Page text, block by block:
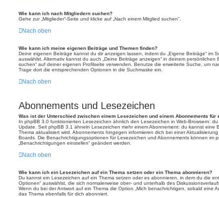
Wie kann ich nach Mitgliedern suchen?
Gehe zur „Mitglieder“-Seite und klicke auf „Nach einem Mitglied suchen“.
Nach oben
Wie kann ich meine eigenen Beiträge und Themen finden?
Deine eigenen Beiträge kannst du dir anzeigen lassen, indem du „Eigene Beiträge“ im
auswählst. Alternativ kannst du auch „Deine Beiträge anzeigen“ in deinem persönlichen
suchen“ auf deiner eigenen Profilseite verwenden. Benutze die erweiterte Suche, um
Trage dort die entsprechenden Optionen in die Suchmaske ein.
Nach oben
Abonnements und Lesezeichen
Was ist der Unterschied zwischen einem Lesezeichen und einem Abonnements für
In phpBB 3.0 funktionierten Lesezeichen ähnlich den Lesezeichen in Web-Browsern:
Update. Seit phpBB 3.1 ähneln Lesezeichen mehr einem Abonnement: du kannst eine
Thema aktualisiert wird. Abonnements hingegen informieren dich bei einer
Boards. Die Benachrichtigungsoptionen für Lesezeichen und Abonnements können im
„Benachrichtigungen einstellen“ geändert werden.
Nach oben
Wie kann ich ein Lesezeichen auf ein Thema setzen oder ein Thema abonnieren?
Du kannst ein Lesezeichen auf ein Thema setzen oder es abonnieren, in dem du die
Optionen“ auswählst, die sich normalerweise ober- und unterhalb des
Wenn du bei der Antwort auf ein Thema die Option „Mich benachrichtigen, sobald eine
das Thema ebenfalls für dich abonniert.